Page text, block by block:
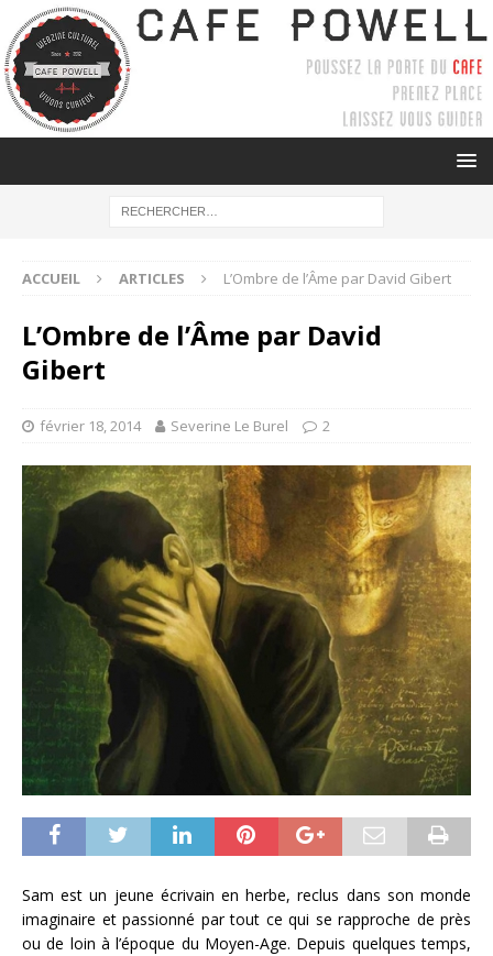
ACCUEIL ARTICLES L’Ombre de l’Âme par David Gibert
L’Ombre de l’Âme par David
Gibert
février 18, 2014 Severine Le Burel 2
Sam est un jeune écrivain en herbe, reclus dans son monde
imaginaire et passionné par tout ce qui se rapproche de près
ou de loin à l’époque du Moyen-Age. Depuis quelques temps,